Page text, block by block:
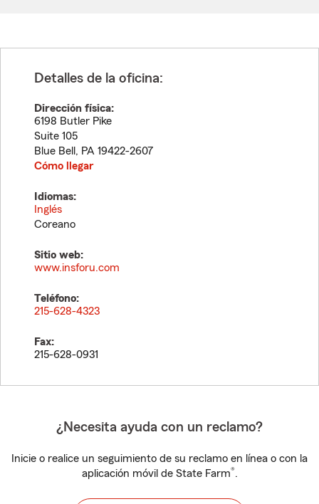
Detalles de la oficina:
Dirección física:
6198 Butler Pike
Suite 105
Blue Bell , PA 19422-2607
Cómo llegar
Idiomas:
Inglés
Coreano
Sitio web:
www.insforu.com
Teléfono:
215-628-4323
Fax:
215-628-0931
¿Necesita ayuda con un reclamo?
Inicie o realice un seguimiento de su reclamo en línea o con la
aplicación móvil de State Farm®.